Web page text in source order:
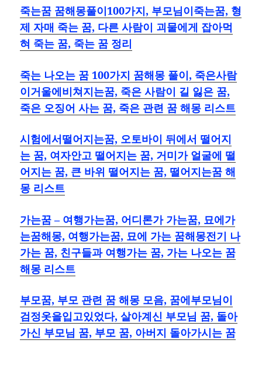
죽는꿈 꿈해몽풀이100가지, 부모님이죽는꿈, 형
제 자매 죽는 꿈, 다른 사람이 괴물에게 잡아먹
혀 죽는 꿈, 죽는 꿈 정리
죽는 나오는 꿈 100가지 꿈해몽 풀이, 죽은사람
이거울에비쳐지는꿈, 죽은 사람이 길 잃은 꿈,
죽은 오징어 사는 꿈, 죽은 관련 꿈 해몽 리스트
시험에서떨어지는꿈, 오토바이 뒤에서 떨어지
는 꿈, 여자안고 떨어지는 꿈, 거미가 얼굴에 떨
어지는 꿈, 큰 바위 떨어지는 꿈, 떨어지는꿈 해
몽 리스트
가는꿈 – 여행가는꿈, 어디론가 가는꿈, 묘에가
는꿈해몽, 여행가는꿈, 묘에 가는 꿈해몽전기 나
가는 꿈, 친구들과 여행가는 꿈, 가는 나오는 꿈
해몽 리스트
부모꿈, 부모 관련 꿈 해몽 모음, 꿈에부모님이
검정옷을입고있었다, 살아계신 부모님 꿈, 돌아
가신 부모님 꿈, 부모 꿈, 아버지 돌아가시는 꿈